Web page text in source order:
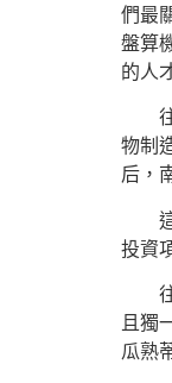
們最
盤算
的人
物制
后，
投資
且獨
瓜熟